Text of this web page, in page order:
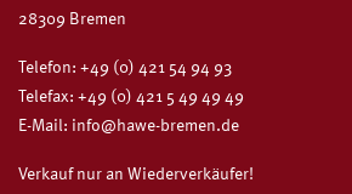
28309 Bremen
Telefon: +49 (0) 421 54 94 93
Telefax: +49 (0) 421 5 49 49 49
E-Mail: info@hawe-bremen.de
Verkauf nur an Wiederverkäufer!